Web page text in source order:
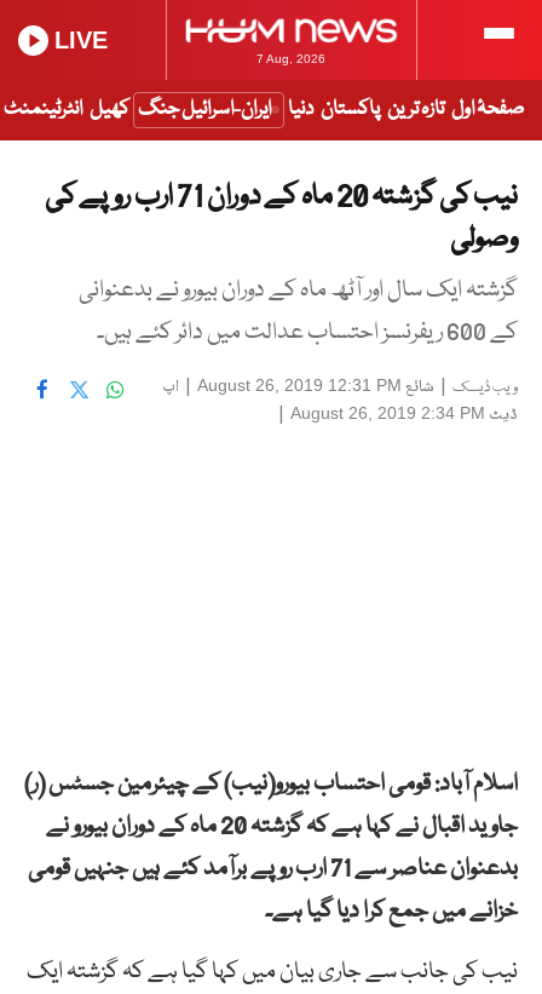
7 Aug, 2026
LIVE
صفحۂ اول تازہ ترین پاکستان دنیا ایران-اسرائیل جنگ کھیل انٹرٹینمنٹ
نیب کی گزشتہ 20 ماہ کے دوران 71 ارب روپے کی
وصولی
گزشتہ ایک سال اور آٹھ ماہ کے دوران بیورو نے بدعنوانی
کے 600 ریفرنسز احتساب عدالت میں دائر کئے ہیں۔
ویب ڈیسک | شائع August 26, 2019 12:31 PM
| اپ
ڈیٹ August 26, 2019 2:34 PM
|
اسلام آباد: قومی احتساب بیورو(نیب) کے چیئرمین جسٹس (ر)
جاوید اقبال نے کہا ہے کہ گزشتہ 20 ماہ کے دوران بیورو نے
بدعنوان عناصر سے 71 ارب روپے برآمد کئے ہیں جنہیں قومی
خزانے میں جمع کرا دیا گیا ہے۔
نیب کی جانب سے جاری بیان میں کہا گیا ہے کہ گزشتہ ایک